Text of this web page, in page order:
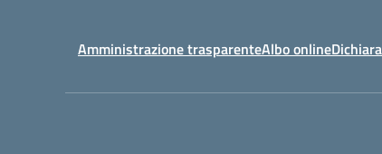
Amministrazione trasparenteAlbo online